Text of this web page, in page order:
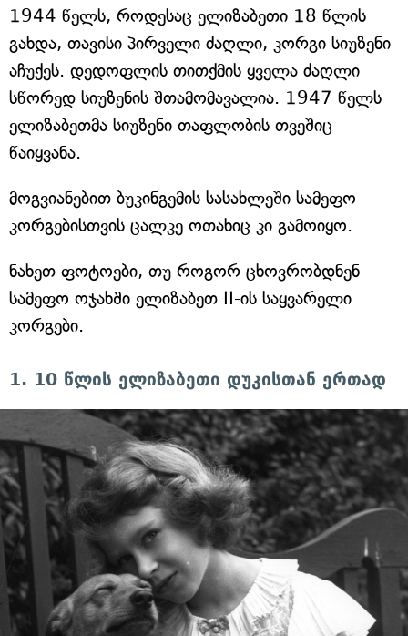
1944 წელს, როდესაც ელიზაბეთი 18 წლის
გახდა, თავისი პირველი ძაღლი, კორგი სიუზენი
აჩუქეს. დედოფლის თითქმის ყველა ძაღლი
სწორედ სიუზენის შთამომავალია. 1947 წელს
ელიზაბეთმა სიუზენი თაფლობის თვეშიც
წაიყვანა.
მოგვიანებით ბუკინგემის სასახლეში სამეფო
კორგებისთვის ცალკე ოთახიც კი გამოიყო.
ნახეთ ფოტოები, თუ როგორ ცხოვრობდნენ
სამეფო ოჯახში ელიზაბეთ II-ის საყვარელი
კორგები.
1. 10 წლის ელიზაბეთი დუკისთან ერთად